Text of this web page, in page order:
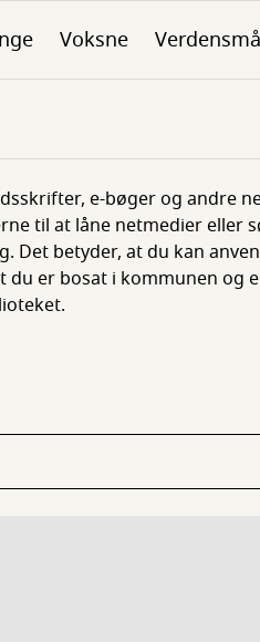
Voksne
e-bøger og andre
til at låne netmedier eller
Det betyder, at du kan
er bosat i kommunen og